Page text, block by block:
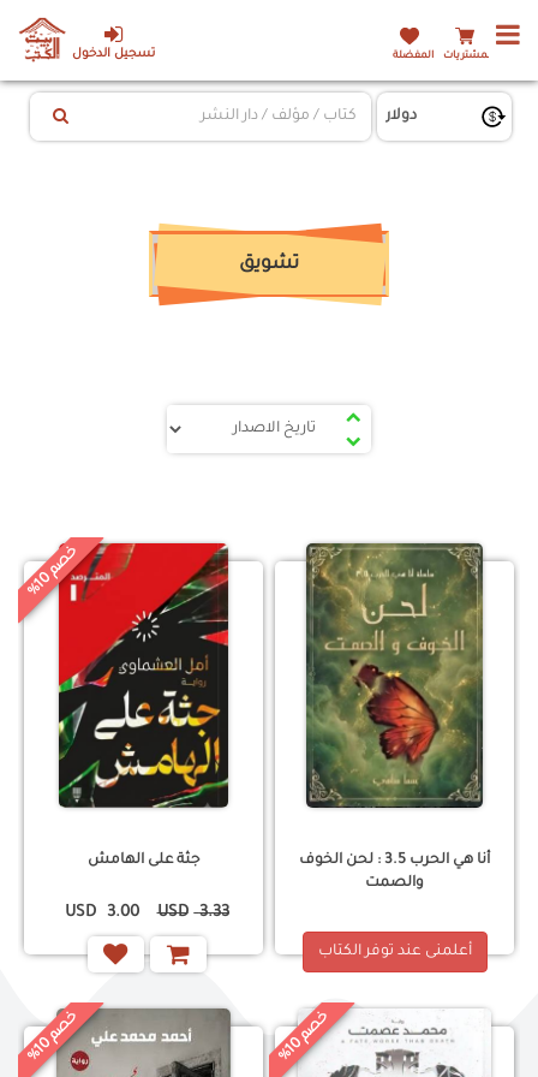
تسجيل الدخول المشتريات المفضلة
تشويق
أنا هي الحرب 3.5 : لحن الخوف
والصمت
أعلمنى عند توفر الكتاب
خ
ص
م
10%
جثة على الهامش
3.33
USD
3.00
USD
خ
ص
م
10% خ
ص
م
10%